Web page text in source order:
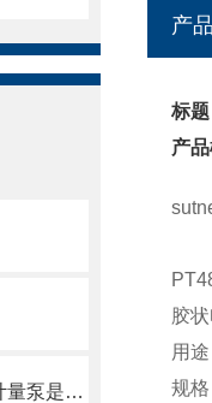
如何判断 SEKO 的 AKS803 计量泵是否需要维修？
产
标
产
胶
用
规